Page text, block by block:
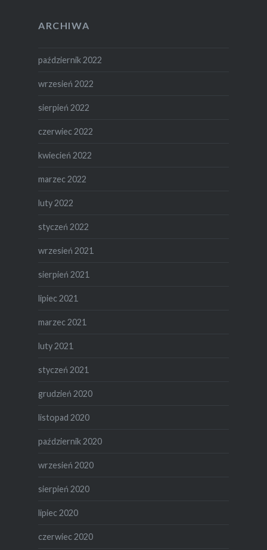
ARCHIWA
październik 2022
wrzesień 2022
sierpień 2022
czerwiec 2022
kwiecień 2022
marzec 2022
luty 2022
styczeń 2022
wrzesień 2021
sierpień 2021
lipiec 2021
marzec 2021
luty 2021
styczeń 2021
grudzień 2020
listopad 2020
październik 2020
wrzesień 2020
sierpień 2020
lipiec 2020
czerwiec 2020